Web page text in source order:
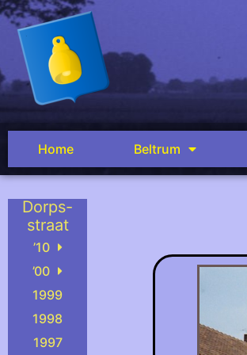
Home Beltrum
Dorps-
straat
’10
’00
1999
1998
1997